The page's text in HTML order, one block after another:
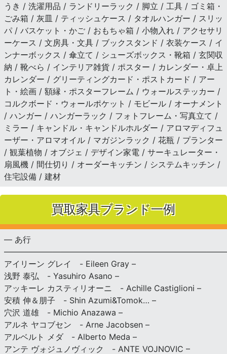
うき / 洗濯用品 / ランドリーラック / 脚立 / 工具 / ゴミ箱・
ごみ箱 / 灰皿 / ティッシュケース / タオルハンガー / スリッ
パ / バスケット・かご / おもちゃ箱 / 小物入れ / アクセサリ
ーケース / 文房具・文具 / ブックスタンド / 衣装ケース / イ
ンナーボックス / 傘立て / シューズボックス・靴箱 / 玄関収
納 / 靴べら / インテリア雑貨 / ポスター / カレンダー・卓上
カレンダー / グリーティングカード・ポストカード / アー
ト・絵画 / 額縁・ポスターフレーム / ウォールステッカー /
コルクボード・ウォールポケット / モビール / オーナメント
/ ハンガー / ハンガーラック / フォトフレーム・写真立て /
ミラー / キャンドル・キャンドルホルダー / アロマディフュ
ーザー・アロマオイル / マガジンラック / 花瓶 / プランター
/ 観葉植物 / オブジェ / デザイン家電 / サーキュレーター・
扇風機 / 間仕切り / オーダーキッチン / システムキッチン /
住宅設備 / 建材
買取家具ブランド一例
— あ行
アイリーン グレイ - Eileen Gray –
浅野 泰弘 - Yasuhiro Asano –
アッキーレ カスティリオーニ - Achille Castiglioni –
安積 伸＆朋子 - Shin Azumi&Tomok… –
穴沢 道雄 - Michio Anazawa –
アルネ ヤコブセン - Arne Jacobsen –
アルベルト メダ - Alberto Meda –
アンテ ヴォジュノヴィック - ANTE VOJNOVIC –